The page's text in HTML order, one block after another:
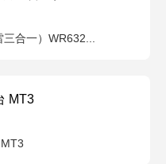
合一）WR632...